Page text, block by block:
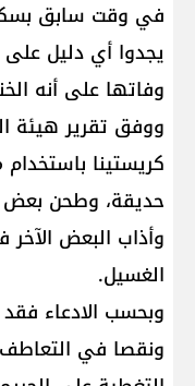
في وقت سابق
يجدوا أي دليل
وفاتها على أنه
ووفق تقرير هيئة
كريستينا
حديقة، وطحن
وأذاب البعض
الغسيل.
وبحسب الادعاء
ونقصا في